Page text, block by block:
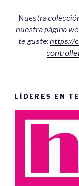
Nuestra
nuestra página
te guste:https://
LÍDERES EN